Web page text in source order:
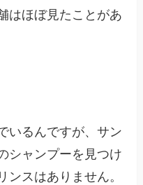
はほぼ見たことがあ
いるんですが、サン
シャンプーを見つけ
ンスはありません。